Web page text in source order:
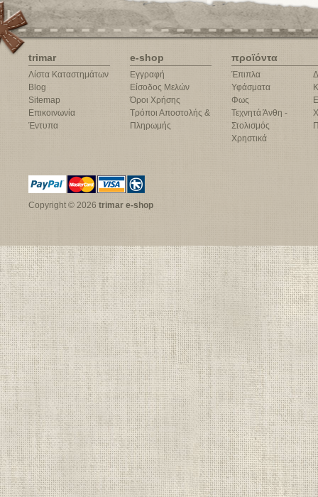
trimar
Λίστα Καταστημάτων
Blog
Sitemap
Επικοινωνία
Έντυπα
e-shop
Εγγραφή
Είσοδος Μελών
Όροι Χρήσης
Τρόποι Αποστολής &
Πληρωμής
προϊόντα
Έπιπλα
Υφάσματα
Φως
Τεχνητά Άνθη -
Στολισμός
Χρηστικά
Copyright © 2026 trimar e-shop